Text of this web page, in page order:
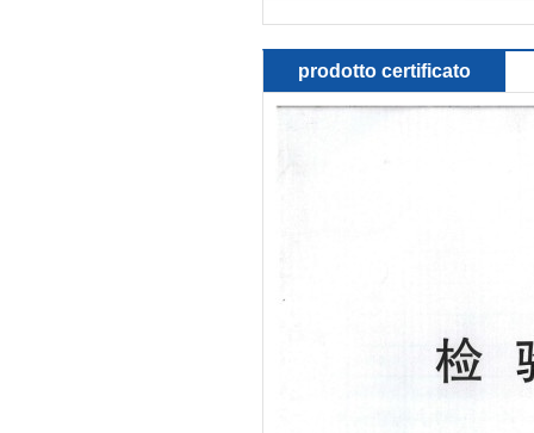
prodotto certificato